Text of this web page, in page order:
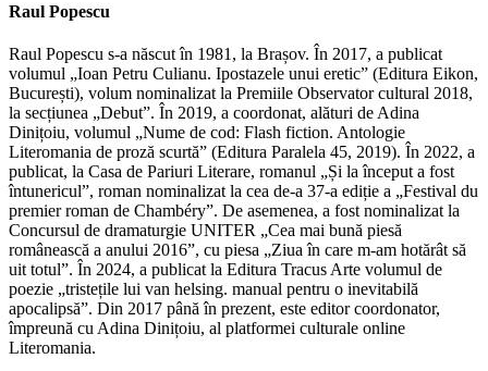
Raul Popescu
Raul Popescu s-a născut în 1981, la Brașov. În 2017, a publicat
volumul „Ioan Petru Culianu. Ipostazele unui eretic” (Editura Eikon,
București), volum nominalizat la Premiile Observator cultural 2018,
la secțiunea „Debut”. În 2019, a coordonat, alături de Adina
Dinițoiu, volumul „Nume de cod: Flash fiction. Antologie
Literomania de proză scurtă” (Editura Paralela 45, 2019). În 2022, a
publicat, la Casa de Pariuri Literare, romanul „Și la început a fost
întunericul”, roman nominalizat la cea de-a 37-a ediție a „Festival du
premier roman de Chambéry”. De asemenea, a fost nominalizat la
Concursul de dramaturgie UNITER „Cea mai bună piesă
românească a anului 2016”, cu piesa „Ziua în care m-am hotărât să
uit totul”. În 2024, a publicat la Editura Tracus Arte volumul de
poezie „tristețile lui van helsing. manual pentru o inevitabilă
apocalipsă”. Din 2017 până în prezent, este editor coordonator,
împreună cu Adina Dinițoiu, al platformei culturale online
Literomania.